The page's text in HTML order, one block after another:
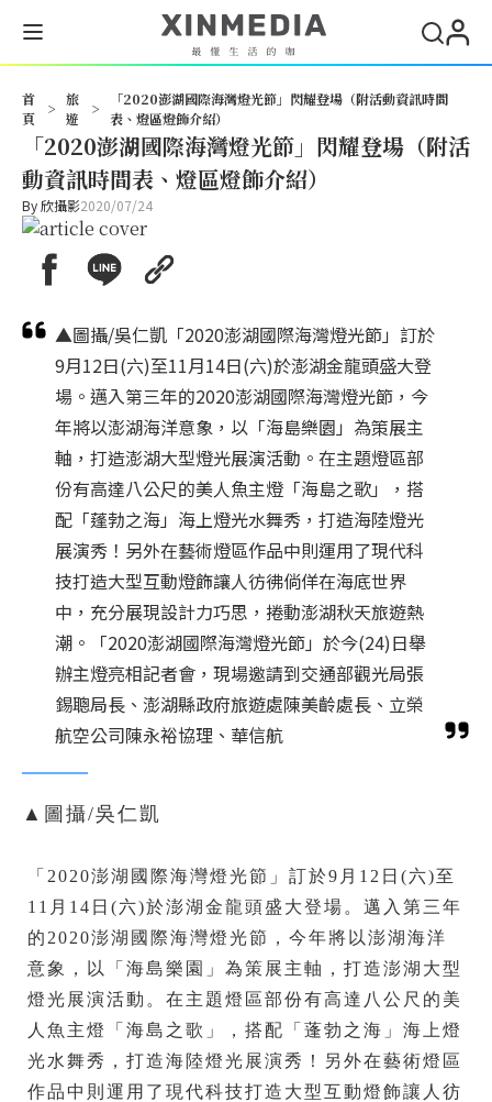
首
頁
>
旅
遊
>
「2020澎湖國際海灣燈光節」閃耀登場（附活動資訊時間
表、燈區燈飾介紹）
「2020澎湖國際海灣燈光節」閃耀登場（附活
動資訊時間表、燈區燈飾介紹）
By欣攝影2020/07/24
▲圖攝/吳仁凱「2020澎湖國際海灣燈光節」訂於
9月12日(六)至11月14日(六)於澎湖金龍頭盛大登
場。邁入第三年的2020澎湖國際海灣燈光節，今
年將以澎湖海洋意象，以「海島樂園」為策展主
軸，打造澎湖大型燈光展演活動。在主題燈區部
份有高達八公尺的美人魚主燈「海島之歌」，搭
配「蓬勃之海」海上燈光水舞秀，打造海陸燈光
展演秀！另外在藝術燈區作品中則運用了現代科
技打造大型互動燈飾讓人彷彿倘佯在海底世界
中，充分展現設計力巧思，捲動澎湖秋天旅遊熱
潮。「2020澎湖國際海灣燈光節」於今(24)日舉
辦主燈亮相記者會，現場邀請到交通部觀光局張
錫聰局長、澎湖縣政府旅遊處陳美齡處長、立榮
航空公司陳永裕協理、華信航
▲圖攝/吳仁凱
「2020澎湖國際海灣燈光節」訂於9月12日(六)至
11月14日(六)於澎湖金龍頭盛大登場。邁入第三年
的2020澎湖國際海灣燈光節，今年將以澎湖海洋
意象，以「海島樂園」為策展主軸，打造澎湖大型
燈光展演活動。在主題燈區部份有高達八公尺的美
人魚主燈「海島之歌」，搭配「蓬勃之海」海上燈
光水舞秀，打造海陸燈光展演秀！另外在藝術燈區
作品中則運用了現代科技打造大型互動燈飾讓人彷